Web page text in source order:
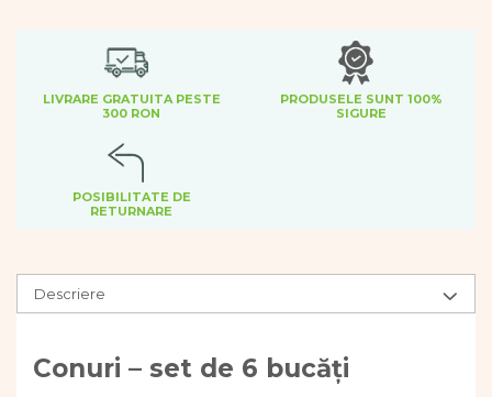
Recunoasterea formelor
Trasee de motricitate
Diverse jucarii educative
Apa si nisip
Dezvoltarea limbajului
Mobilier gradinita
Montessori
Educatie inovativa
LIVRARE GRATUITA PESTE
300 RON
PRODUSELE SUNT 100%
SIGURE
POSIBILITATE DE
RETURNARE
Descriere
Conuri – set de 6 bucăți